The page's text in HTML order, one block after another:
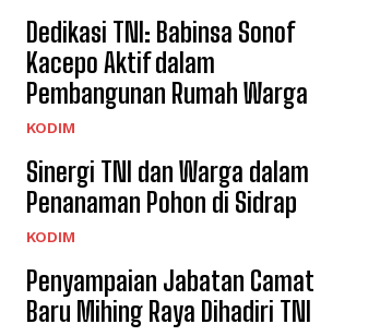
Dedikasi TNI: Babinsa Sonof
Kacepo Aktif dalam
Pembangunan Rumah Warga
KODIM
Sinergi TNI dan Warga dalam
Penanaman Pohon di Sidrap
KODIM
Penyampaian Jabatan Camat
Baru Mihing Raya Dihadiri TNI